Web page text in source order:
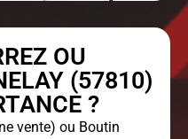
OU
(57810)
?
vente) ou Boutin